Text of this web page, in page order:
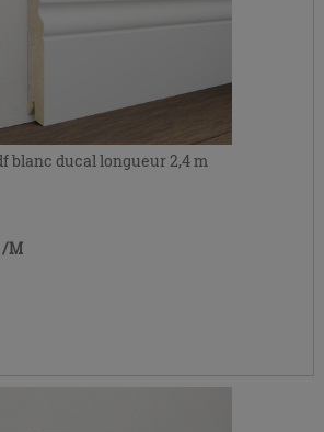
blanc ducal longueur 2,4 m
/M